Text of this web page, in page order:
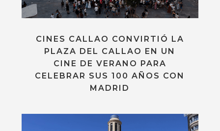
CINES CALLAO CONVIRTIÓ LA
PLAZA DEL CALLAO EN UN
CINE DE VERANO PARA
CELEBRAR SUS 100 AÑOS CON
MADRID